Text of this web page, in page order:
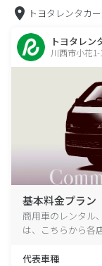
トヨタレンタカ
トヨタレン
川西市小花1-
基本料金プラン
商用車のレンタル
は、こちらから各
代表車種